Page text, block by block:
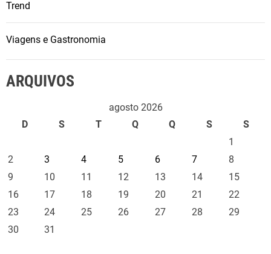
Trend
Viagens e Gastronomia
ARQUIVOS
agosto 2026
D
S T Q Q S
S
1
2
3 4 5 6 7
8
9
10 11 12 13 14
15
16
17 18 19 20 21
22
23
24 25 26 27 28
29
30
31